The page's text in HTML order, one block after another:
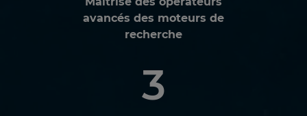
avancés des moteurs de
recherche
3